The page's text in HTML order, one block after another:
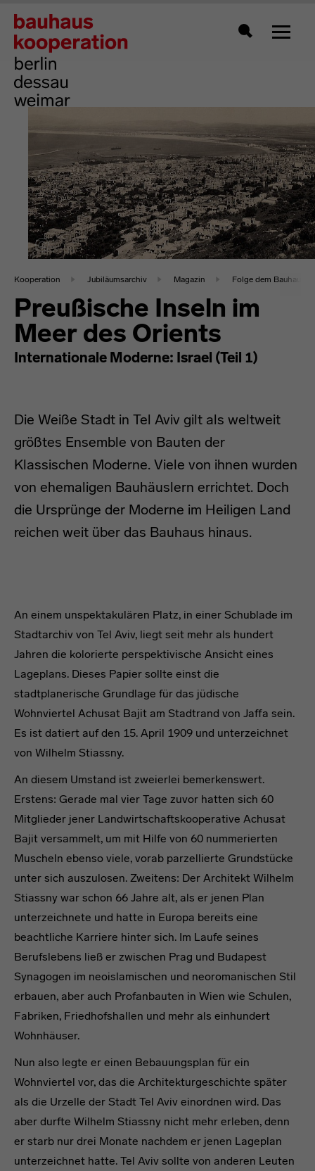
Zeigt
Kooperation Jubiläumsarchiv Magazin Folge dem Bauhaus
Preußische Inseln im
Meer des Orients
Internationale Moderne: Israel (Teil 1)
Die Weiße Stadt in Tel Aviv gilt als weltweit
größtes Ensemble von Bauten der
Klassischen Moderne. Viele von ihnen wurden
von ehemaligen Bauhäuslern errichtet. Doch
die Ursprünge der Moderne im Heiligen Land
reichen weit über das Bauhaus hinaus.
headline
An einem unspektakulären Platz, in einer Schublade im
Stadtarchiv von Tel Aviv, liegt seit mehr als hundert
Jahren die kolorierte perspektivische Ansicht eines
Lageplans. Dieses Papier sollte einst die
stadtplanerische Grundlage für das jüdische
Wohnviertel Achusat Bajit am Stadtrand von Jaffa sein.
Es ist datiert auf den 15. April 1909 und unterzeichnet
von Wilhelm Stiassny.
An diesem Umstand ist zweierlei bemerkenswert.
Erstens: Gerade mal vier Tage zuvor hatten sich 60
Mitglieder jener Landwirtschaftskooperative Achusat
Bajit versammelt, um mit Hilfe von 60 nummerierten
Muscheln ebenso viele, vorab parzellierte Grundstücke
unter sich auszulosen. Zweitens: Der Architekt Wilhelm
Stiassny war schon 66 Jahre alt, als er jenen Plan
unterzeichnete und hatte in Europa bereits eine
beachtliche Karriere hinter sich. Im Laufe seines
Berufslebens ließ er zwischen Prag und Budapest
Synagogen im neoislamischen und neoromanischen Stil
erbauen, aber auch Profanbauten in Wien wie Schulen,
Fabriken, Friedhofshallen und mehr als einhundert
Wohnhäuser.
Nun also legte er einen Bebauungsplan für ein
Wohnviertel vor, das die Architekturgeschichte später
als die Urzelle der Stadt Tel Aviv einordnen wird. Das
aber durfte Wilhelm Stiassny nicht mehr erleben, denn
er starb nur drei Monate nachdem er jenen Lageplan
unterzeichnet hatte. Tel Aviv sollte von anderen Leuten